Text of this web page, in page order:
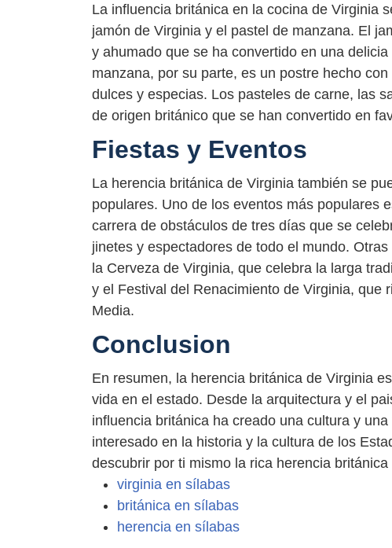
La influencia británica en la cocina de Virginia
jamón de Virginia y el pastel de manzana. El
y ahumado que se ha convertido en una
manzana, por su parte, es un postre hecho
dulces y especias. Los pasteles de carne, las
de origen británico que se han convertido en
Fiestas y Eventos
La herencia británica de Virginia también se
populares. Uno de los eventos más populares
carrera de obstáculos de tres días que se
jinetes y espectadores de todo el mundo.
la Cerveza de Virginia, que celebra la larga
y el Festival del Renacimiento de Virginia, que
Media.
Conclusion
En resumen, la herencia británica de Virginia
vida en el estado. Desde la arquitectura y el
influencia británica ha creado una cultura y
interesado en la historia y la cultura de los
descubrir por ti mismo la rica herencia británica
virginia en sílabas
británica en sílabas
herencia en sílabas